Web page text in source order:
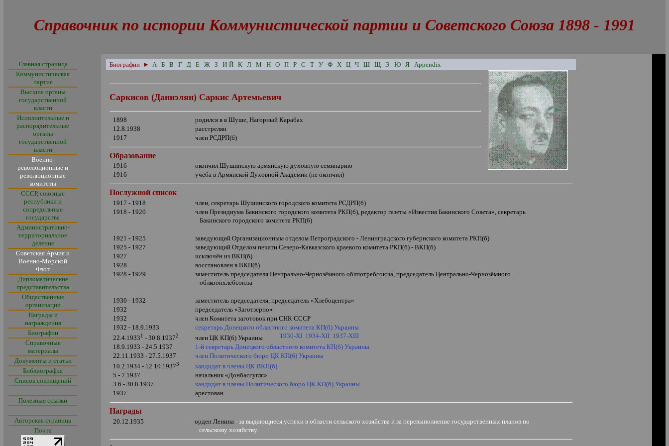
Справочник по истории Коммунистической партии и Советского Союза 1898 - 1991
Главная страница
Коммунистическая
партия
Высшие органы
государственной
власти
Исполнительные и
распорядительные
органы
государственной
власти
Военно-
революционные и
революционные
комитеты
СССР, союзные
республики и
сопредельные
государства
Административно-
территориальное
деление
Советская Армия и
Военно-Морской
Флот
Дипломатические
представительства
Общественные
организации
Награды и
награждения
Биографии
Справочные
материалы
Документы и статьи
Библиография
Список сокращений
Полезные ссылки
Авторская страница
Почта
Биографии ► А Б В Г Д Е Ж З И-Й К Л М Н О П Р С Т У Ф Х Ц Ч Ш Щ Э Ю Я Appendix
Саркисов (Даниэлян) Саркис Артемьевич
1898
родился в в Шуше, Нагорный Карабах
12.8.1938
расстрелян
1917
член РСДРП(б)
Образование
1916
окончил Шушинскую армянскую духовную семинарию
1916 -
учёба в Армянской Духовной Академии (не окончил)
Послужной список
1917 - 1918
член, секретарь Шушинского городского комитета РСДРП(б)
1918 - 1920
член Президиума Бакинского городского комитета РКП(б), редактор газеты«Известия Бакинского Совета», секретарь
Бакинского городского комитета РКП(б)
1921 - 1925
заведующий Организационным отделом Петроградского - Ленинградского губернского комитета РКП(б)
1925 - 1927
заведующий Отделом печати Северо-Кавказского краевого комитета РКП(б) - ВКП(б)
1927
исключён из ВКП(б)
1928
восстановлен в ВКП(б)
1928 - 1929
заместитель председателя Центрально-Чернозёмного облпотребсоюза, председатель Центрально-Чернозёмного
облкоопхлебсоюза
1930 - 1932 заместитель председателя, председатель«Хлебоцентра»
1932
председатель«Заготзерно»
1932
член Комитета заготовок при СНК СССР
1932 - 18.9.1933
секретарь Донецкого областного комитета КП(б) Украины
22.4.19331 - 30.8.19372 член ЦК КП(б) Украины 1930-XI 1934-XII 1937-XIII
18.9.1933 - 24.5.1937
1-й секретарь Донецкого областного комитета КП(б) Украины
22.11.1933 - 27.5.1937
член Политического бюро ЦК КП(б) Украины
10.2.1934 - 12.10.19373
кандидат в члены ЦК ВКП(б)
5 - 7.1937
начальник «Донбассугля»
3.6 - 30.8.1937
кандидат в члены Политического бюро ЦК КП(б)Украины
1937
арестован
Награды
20.12.1935 орден Ленина- за выдающиеся успехи в области сельского хозяйства и за перевыполнение государственных плановпо
сельскому хозяйству